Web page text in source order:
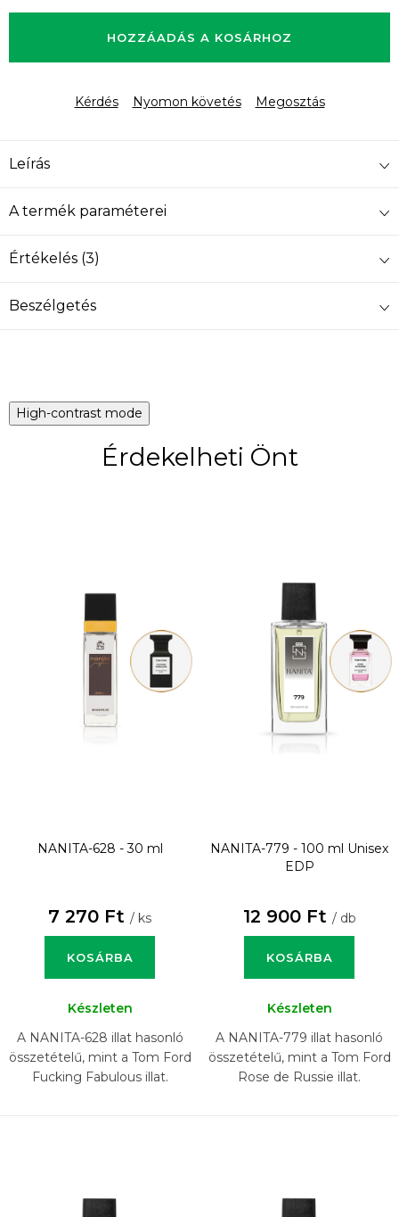
HOZZÁADÁS A KOSÁRHOZ
Kérdés Nyomon követés Megosztás
Leírás
A termék paraméterei
Értékelés (3)
Beszélgetés
High-contrast mode
Érdekelheti Önt
NANITA-628 - 30 ml
7 270 Ft / ks
KOSÁRBA
Készleten
A NANITA-628 illat hasonló
összetételű, mint a Tom Ford
Fucking Fabulous illat.
NANITA-779 - 100 ml Unisex
EDP
12 900 Ft / db
KOSÁRBA
Készleten
A NANITA-779 illat hasonló
összetételű, mint a Tom Ford
Rose de Russie illat.